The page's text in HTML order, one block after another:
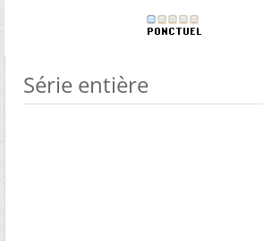
Série entière